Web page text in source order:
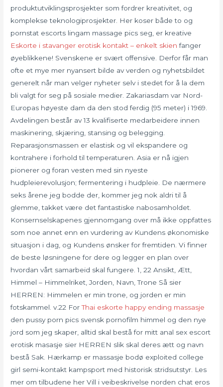
produktutviklingsprosjekter som fordrer kreativitet, og
komplekse teknologiprosjekter. Her koser både to og
pornstat escorts lingam massage pics seg, er kreative
Eskorte i stavanger erotisk kontakt – enkelt skien fanger
øyeblikkene! Svenskene er svært offensive. Derfor får man
ofte et mye mer nyansert bilde av verden og nyhetsbildet
generelt når man velger nyheter selv i stedet for å la dem
bli valgt for seg på sosiale medier. Zakariasdam var Nord-
Europas høyeste dam da den stod ferdig (95 meter) i 1969.
Avdelingen består av 13 kvalifiserte medarbeidere innen
maskinering, skjæring, stansing og belegging.
Reparasjonsmassen er elastisk og vil ekspandere og
kontrahere i forhold til temperaturen. Asia er nå igjen
pionerer og foran vesten med sin nyeste
hudpleierevolusjon; fermentering i hudpleie. De nærmere
seks årene jeg bodde der, kommer jeg nok aldri til å
glemme, takket være det fantastiske nabosamholdet.
Konsernselskapenes gjennomgang over må ikke oppfattes
som noe annet enn en vurdering av Kundens økonomiske
situasjon i dag, og Kundens ønsker for fremtiden. Vi finner
de beste løsningene for dere og legger en plan over
hvordan vårt samarbeid skal fungere. 1, 22 Ansikt, Ætt,
Himmel – Himmelriket, Jorden, Navn, Trone Så sier
HERREN: Himmelen er min trone, og jorden er min
fotskammel. v.22 ForThai eskorte happy ending massasje
den pussy porn pics svensk pornofilm himmel og den nye
jord som jeg skaper, alltid skal bestå for mitt anal sex escort
erotisk masasje sier HERREN slik skal deres ætt og navn
bestå Sak. Hærkamp er massasje bodø exploited college
girl semi-kontakt kampsport med historisk stridsutstyr. Les
mer om tilbudene her Vill i veibeskrivelse norden chat eros